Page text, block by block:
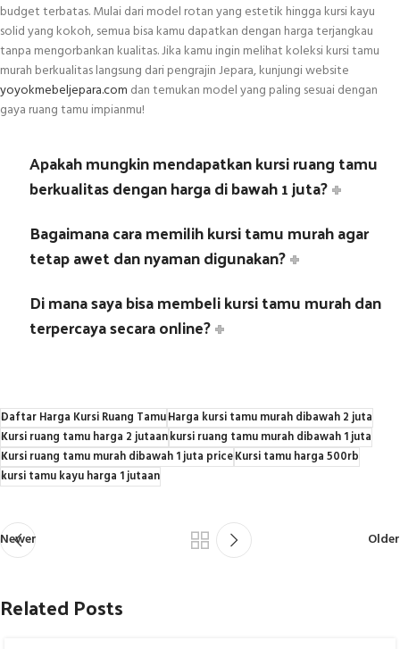
budget terbatas. Mulai dari model rotan yang estetik hingga kursi kayu
solid yang kokoh, semua bisa kamu dapatkan dengan harga terjangkau
tanpa mengorbankan kualitas. Jika kamu ingin melihat koleksi kursi tamu
murah berkualitas langsung dari pengrajin Jepara, kunjungi website
yoyokmebeljepara.com dan temukan model yang paling sesuai dengan
gaya ruang tamu impianmu!
Apakah mungkin mendapatkan kursi ruang tamu
berkualitas dengan harga di bawah 1 juta?
Bagaimana cara memilih kursi tamu murah agar
tetap awet dan nyaman digunakan?
Di mana saya bisa membeli kursi tamu murah dan
terpercaya secara online?
Daftar Harga Kursi Ruang TamuHarga kursi tamu murah dibawah 2 juta
Kursi ruang tamu harga 2 jutaankursi ruang tamu murah dibawah 1 juta
Kursi ruang tamu murah dibawah 1 juta priceKursi tamu harga 500rb
kursi tamu kayu harga 1 jutaan
Newer Older
Related Posts